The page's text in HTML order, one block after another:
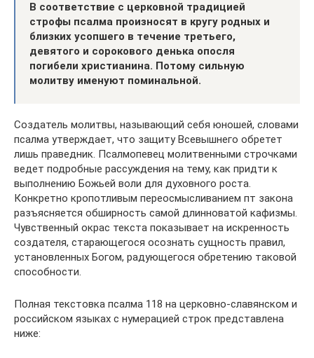
В соответствие с церковной традицией
строфы псалма произносят в кругу родных и
близких усопшего в течение третьего,
девятого и сорокового денька опосля
погибели христианина. Потому сильную
молитву именуют поминальной.
Создатель молитвы, называющий себя юношей, словами
псалма утверждает, что защиту Всевышнего обретет
лишь праведник. Псалмопевец молитвенными строчками
ведет подробные рассуждения на тему, как придти к
выполнению Божьей воли для духовного роста.
Конкретно кропотливым переосмысливанием пт закона
разъясняется обширность самой длинноватой кафизмы.
Чувственный окрас текста показывает на искренность
создателя, старающегося осознать сущность правил,
установленных Богом, радующегося обретению таковой
способности.
Полная текстовка псалма 118 на церковно-славянском и
российском языках с нумерацией строк представлена
ниже: